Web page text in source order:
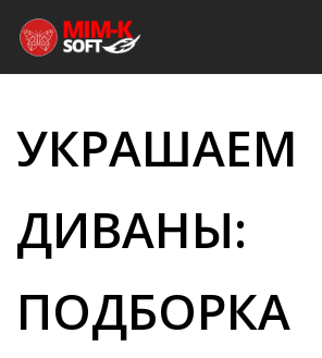
Перейти
к
содержимому
УКРАШАЕМ
ДИВАНЫ:
ПОДБОРКА